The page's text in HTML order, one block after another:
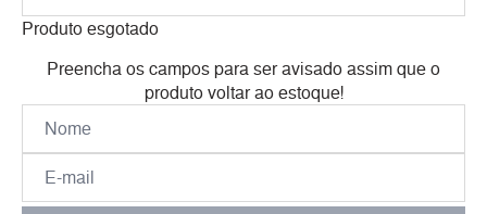
Produto esgotado
Preencha os campos para ser avisado assim que o
produto voltar ao estoque!